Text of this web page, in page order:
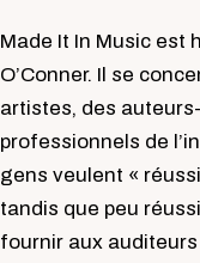
Made It In Music est
O’Conner. Il se
artistes, des
professionnels de
gens veulent «
tandis que peu
fournir aux